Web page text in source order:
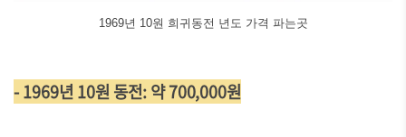
1969년 10원 희귀동전 년도 가격 파는곳
- 1969년 10원 동전: 약 700,000원